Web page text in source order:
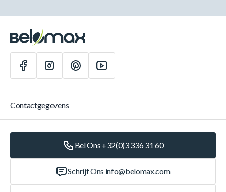
Contactgegevens
Bel Ons +32(0)3 336 31 60
Schrijf Ons info@belomax.com